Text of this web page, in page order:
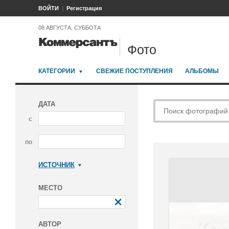
ВОЙТИ Регистрация
08 АВГУСТА, СУББОТА
Фото
КАТЕГОРИИ СВЕЖИЕ ПОСТУПЛЕНИЯ АЛЬБОМЫ
ДАТА
с
по
ИСТОЧНИК
МЕСТО
АВТОР